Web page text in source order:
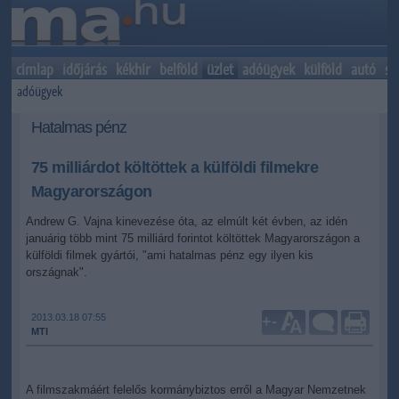
címlap időjárás kékhír belföld üzlet adóügyek külföld autó
adóügyek
Hatalmas pénz
75 milliárdot költöttek a külföldi filmekre
Magyarországon
Andrew G. Vajna kinevezése óta, az elmúlt két évben, az idén
januárig több mint 75 milliárd forintot költöttek Magyarországon a
külföldi filmek gyártói, "ami hatalmas pénz egy ilyen kis
országnak".
2013.03.18 07:55
MTI
+-
A filmszakmáért felelős kormánybiztos erről a Magyar Nemzetnek